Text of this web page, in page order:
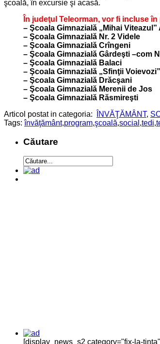
şcoală, în excursie şi acasă.
În judeţul Teleorman, vor fi incluse
– Şcoala Gimnazială „Mihai
– Şcoala Gimnazială Nr. 2 Videle
– Şcoala Gimnazială Crîngeni
– Şcoala Gimnazială Gârdeşti –com
– Şcoala Gimnazială Balaci
– Şcoala Gimnazială „Sfinţii
– Şcoala Gimnazială Drăcşani
– Şcoala Gimnazială Merenii de Jos
– Şcoala Gimnazială Răsmireşti
Articol postat in categoria:
ÎNVĂŢĂMÂNT,
Tags: învăţământ,program,şcoală,social ,tedi,
Căutare
[display_news_s2 category="fix-la-